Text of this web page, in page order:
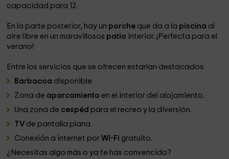
capacidad para 12.
En la parte posterior, hay un porche que da a la piscina al
aire libre en un maravillosos patio interior. ¡Perfecta para el
verano!
Entre los servicios que se ofrecen estarían destacados:
Barbacoa disponible.
Zona de aparcamiento en el interior del alojamiento.
Una zona de cespéd para el recreo y la diversión.
TV de pantalla plana.
Conexión a internet porWi-Fi gratuito.
¿Necesitas algo más o ya te has convencido?